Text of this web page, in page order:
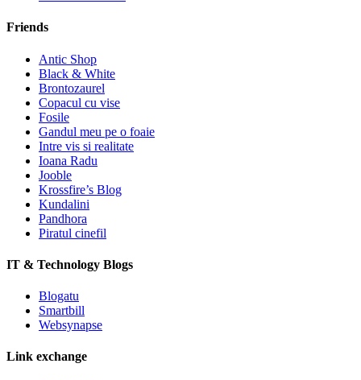
Friends
Antic Shop
Black & White
Brontozaurel
Copacul cu vise
Fosile
Gandul meu pe o foaie
Intre vis si realitate
Ioana Radu
Jooble
Krossfire’s Blog
Kundalini
Pandhora
Piratul cinefil
IT & Technology Blogs
Blogatu
Smartbill
Websynapse
Link exchange